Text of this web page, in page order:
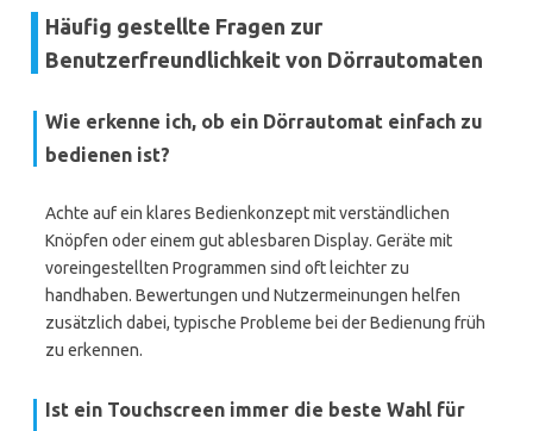
Häufig gestellte Fragen zur
Benutzerfreundlichkeit von Dörrautomaten
Wie erkenne ich, ob ein Dörrautomat einfach zu
bedienen ist?
Achte auf ein klares Bedienkonzept mit verständlichen
Knöpfen oder einem gut ablesbaren Display. Geräte mit
voreingestellten Programmen sind oft leichter zu
handhaben. Bewertungen und Nutzermeinungen helfen
zusätzlich dabei, typische Probleme bei der Bedienung früh
zu erkennen.
Ist ein Touchscreen immer die beste Wahl für